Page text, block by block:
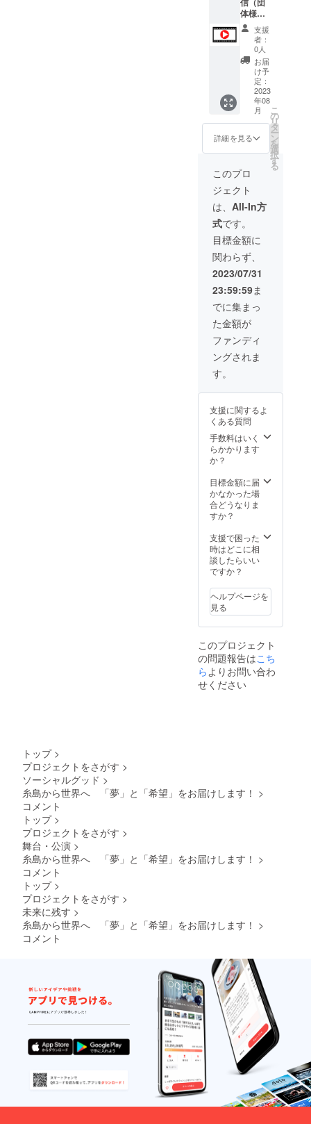
ブレッ
ト] ・
iOS
12.4以
降
(Google
Chrom
Safari
Firefox)
・
iPadOS
最新
バー
ジョン
(Google
Chrom
e、
Safari
、
Firefox)
・
Android
OS 5以
降
(Google
Chrom
e、
Firefox)
※各ブラ
ウザ
は、い
用いた
だきま
すよう
お願い
申し上
す。 [パ
ソコン]
・
Window
降
(Google
Chrom
e、
、
Micros
MacOS
10.12.6
以降
(Google
Chrom
各ブラ
ウザ
用いた
だきま
す。 ※
イン
回線の
突発的
なトラ
ブルに
よる公
演の一
時中断
の可能
性があ
ること
をご了
承くだ
さい。
視聴前
o」を使
用した
動画配
信とな
りま
す。必
ず推奨
環境に
て視聴
が可能
かご確
さい。
■動画視
ける推
奨環境
[スマー
トフォ
ン、タ
ブレッ
ト] ・
iOS
12.4以
降
(Google
Chrom
e、
Safari
、
Firefox)
・
iPadOS
(Google
Chrom
Safari
、
Android
OS 5以
降
Chrom
e、
Firefox)
※各ブラ
ウザ
は、い
ずれも
用いた
だきま
すよう
お願い
申し上
げま
e、
Firefox
・
MacOS
e、
Safari
、
Micros
oft
Edge) ※
各ブラ
ウザ
は、い
ずれも
最新版
をご利
用いた
だきま
すよう
お願い
は、社
会的に
意義の
ある活
動をし
ている
個人や
団体に
つい
て、児
童文学
取材・
執筆、
で1冊の
本にま
とめら
れたも
ので
す。
「平
和劇を
みんな
で創
る」と
いう活
動を通
して、
子ども
たちの
心の変
かりや
すく描
かれて
いま
す。
援の際
に必要
枚数分
を増額
いただ
き、必
ず備考
欄にお
書き添
えくだ
さい。
のない
場合の
できま
せんの
でご了
承くだ
0公演時
に撮影
された
ものに
なりま
す
※DVD
は、有
償無償
にかか
わらず
複製す
ること
ます
体様
用） グ
ループ
やこど
も会な
どで集
まって
いっ
しょに
観たい
方はこ
ちらで
おねが
いしま
す！ 第
11回い
としま
8.6平和
劇
Made in
Dream
～平和
への想
いをつ
なぐ青
い目の
人形
「ルー
ス」の
物語 8
月6日
(日)18:0
配信し
聴用の
URLを
前日ま
でに
メール
します
配信開
始時
刻：
から 公
演時
間：
18:00～
間 配
信期
間：公
開日よ
間視聴
できま
す 利用
動画配
信プ
ん ※本
リター
しま
載・共
場合、
法的責
任に問
われる
場合が
ござい
ます。
また、
スマー
トフォ
ンやデ
ジタル
カメラ
などに
支援
者：
0人
お届
け予
定：
2023
年08
月
詳細を見る
こ
の
リ
タ
ー
ン
を
選
択
す
る
このプロ
ジェクト
は、 All-In方
式です。
目標金額に
関わらず、
2023/07/31
23:59:59ま
でに集まっ
た金額が
ファンディ
ングされま
す。
支援に関するよ
くある質問
手数料はいく
らかかります
か？
目標金額に届
かなかった場
合どうなりま
すか？
支援で困った
時はどこに相
談したらいい
ですか？
ヘルプページを
見る
このプロジェクト
の問題報告はこち
ら よりお問い合わ
せください
トップ >
プロジェクトをさがす >
ソーシャルグッド >
糸島から世界へ 「夢」と「希望」をお届けします！ >
コメント
トップ >
プロジェクトをさがす >
舞台・公演 >
糸島から世界へ 「夢」と「希望」をお届けします！ >
コメント
トップ >
プロジェクトをさがす >
未来に残す >
糸島から世界へ 「夢」と「希望」をお届けします！ >
コメント